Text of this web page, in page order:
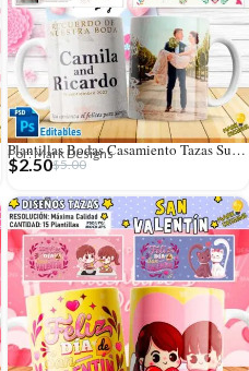
Plantillas Bodas Casamiento Tazas Sublimables
Por: Mark Designs
$5.00
$2.50